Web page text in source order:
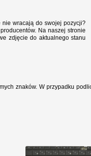
nie wracają do swojej pozycji?
Na naszej stronie
zdjęcie do aktualnego stanu
znaków. W przypadku